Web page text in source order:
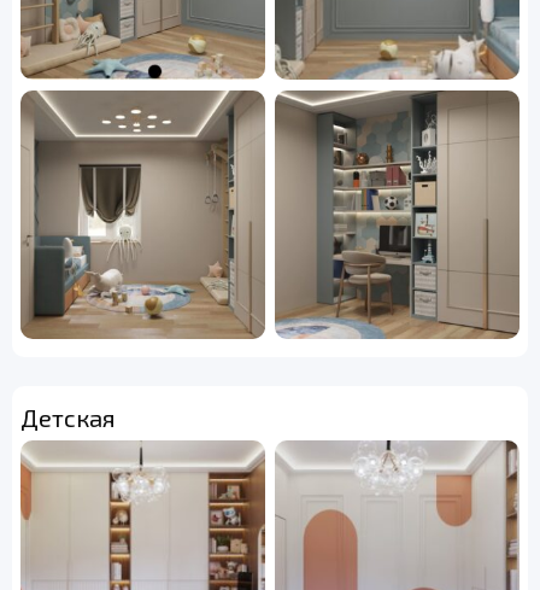
Детская